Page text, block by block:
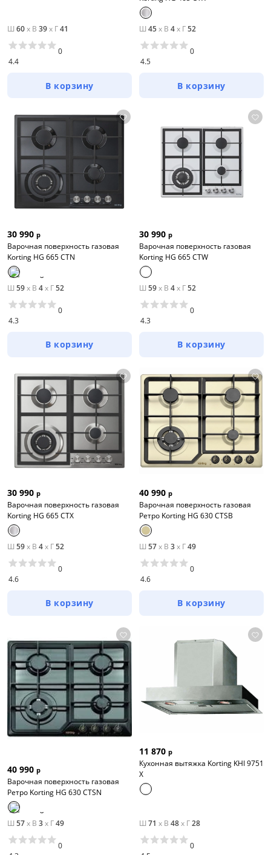
Ш 60x В 39x Г41
4.4
0
В корзину
Ш 45x В 4x Г52
4.5
0
В корзину
30 990 р
Варочная поверхность газовая
Korting HG 665 CTN
Ш 59x В 4x Г52
4.3
0
В корзину
30 990 р
Варочная поверхность газовая
Korting HG 665 CTW
Ш 59x В 4x Г52
4.3
0
В корзину
30 990 р
Варочная поверхность газовая
Korting HG 665 CTX
Ш 59x В 4x Г52
4.6
0
В корзину
40 990 р
Варочная поверхность газовая
Ретро Korting HG 630 CTSB
Ш 57x В 3x Г49
4.6
0
В корзину
40 990 р
Варочная поверхность газовая
Ретро Korting HG 630 CTSN
Ш 57x В 3x Г49
0
11 870 р
Кухонная вытяжка Korting KHI 9751
X
Ш 71 x В 48x Г28
0